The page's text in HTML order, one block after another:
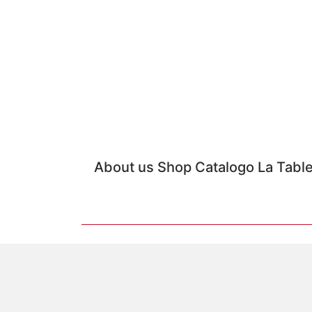
About us Shop Catalogo La Table